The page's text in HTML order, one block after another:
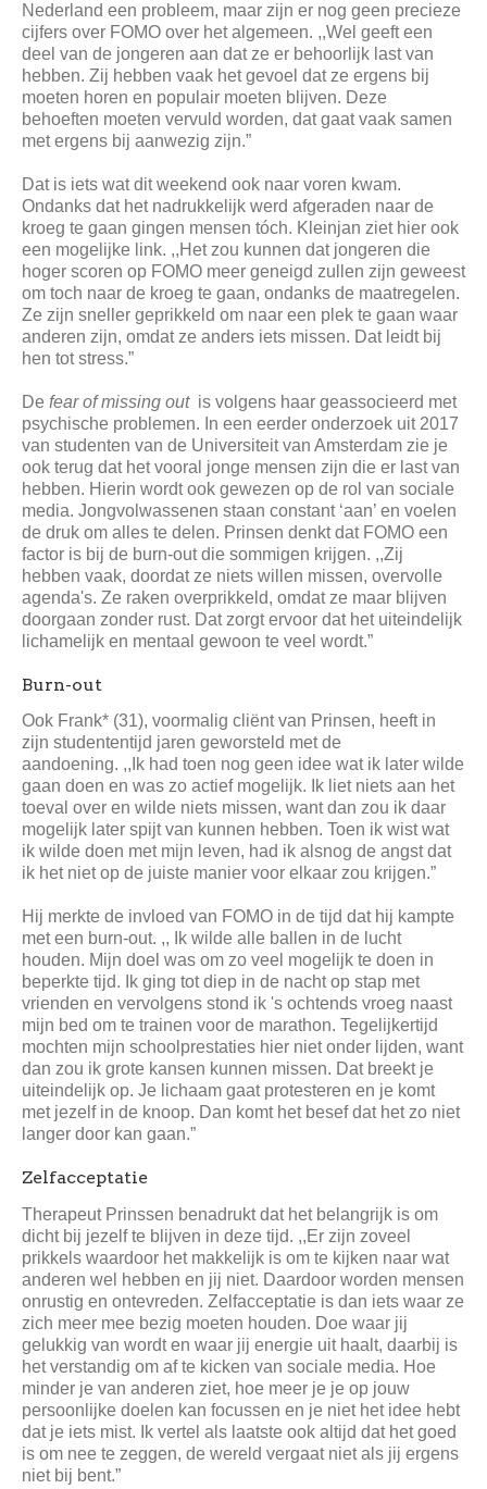
Nederland een probleem, maar zijn er nog geen precieze
cijfers over FOMO over het algemeen. ,,Wel geeft een
deel van de jongeren aan dat ze er behoorlijk last van
hebben. Zij hebben vaak het gevoel dat ze ergens bij
moeten horen en populair moeten blijven. Deze
behoeften moeten vervuld worden, dat gaat vaak samen
met ergens bij aanwezig zijn.”
Dat is iets wat dit weekend ook naar voren kwam.
Ondanks dat het nadrukkelijk werd afgeraden naar de
kroeg te gaan gingen mensen tóch. Kleinjan ziet hier ook
een mogelijke link. ,,Het zou kunnen dat jongeren die
hoger scoren op FOMO meer geneigd zullen zijn geweest
om toch naar de kroeg te gaan, ondanks de maatregelen.
Ze zijn sneller geprikkeld om naar een plek te gaan waar
anderen zijn, omdat ze anders iets missen. Dat leidt bij
hen tot stress.”
De fear of missing out is volgens haar geassocieerd met
psychische problemen. In een eerder onderzoek uit 2017
van studenten van de Universiteit van Amsterdam zie je
ook terug dat het vooral jonge mensen zijn die er last van
hebben. Hierin wordt ook gewezen op de rol van sociale
media. Jongvolwassenen staan constant ‘aan’ en voelen
de druk om alles te delen. Prinsen denkt dat FOMO een
factor is bij de burn-out die sommigen krijgen. ,,Zij
hebben vaak, doordat ze niets willen missen, overvolle
agenda's. Ze raken overprikkeld, omdat ze maar blijven
doorgaan zonder rust. Dat zorgt ervoor dat het uiteindelijk
lichamelijk en mentaal gewoon te veel wordt.”
Burn-out
Ook Frank* (31), voormalig cliënt van Prinsen, heeft in
zijn studententijd jaren geworsteld met de
aandoening. ,,Ik had toen nog geen idee wat ik later wilde
gaan doen en was zo actief mogelijk. Ik liet niets aan het
toeval over en wilde niets missen, want dan zou ik daar
mogelijk later spijt van kunnen hebben. Toen ik wist wat
ik wilde doen met mijn leven, had ik alsnog de angst dat
ik het niet op de juiste manier voor elkaar zou krijgen.”
Hij merkte de invloed van FOMO in de tijd dat hij kampte
met een burn-out. ,, Ik wilde alle ballen in de lucht
houden. Mijn doel was om zo veel mogelijk te doen in
beperkte tijd. Ik ging tot diep in de nacht op stap met
vrienden en vervolgens stond ik 's ochtends vroeg naast
mijn bed om te trainen voor de marathon. Tegelijkertijd
mochten mijn schoolprestaties hier niet onder lijden, want
dan zou ik grote kansen kunnen missen. Dat breekt je
uiteindelijk op. Je lichaam gaat protesteren en je komt
met jezelf in de knoop. Dan komt het besef dat het zo niet
langer door kan gaan.”
Zelfacceptatie
Therapeut Prinssen benadrukt dat het belangrijk is om
dicht bij jezelf te blijven in deze tijd. ,,Er zijn zoveel
prikkels waardoor het makkelijk is om te kijken naar wat
anderen wel hebben en jij niet. Daardoor worden mensen
onrustig en ontevreden. Zelfacceptatie is dan iets waar ze
zich meer mee bezig moeten houden. Doe waar jij
gelukkig van wordt en waar jij energie uit haalt, daarbij is
het verstandig om af te kicken van sociale media. Hoe
minder je van anderen ziet, hoe meer je je op jouw
persoonlijke doelen kan focussen en je niet het idee hebt
dat je iets mist. Ik vertel als laatste ook altijd dat het goed
is om nee te zeggen, de wereld vergaat niet als jij ergens
niet bij bent.”